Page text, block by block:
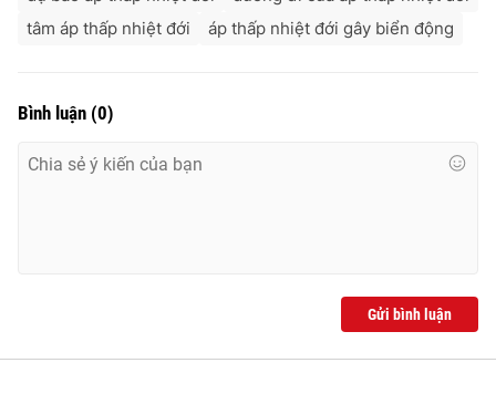
tâm áp thấp nhiệt đới
áp thấp nhiệt đới gây biển động
Bình luận (0)
Gửi bình luận